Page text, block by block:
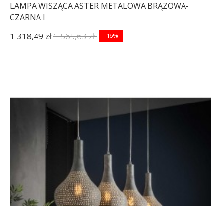
LAMPA WISZĄCA ASTER METALOWA BRĄZOWA-
CZARNA I
1 318,49 zł1 569,63 zł -16%